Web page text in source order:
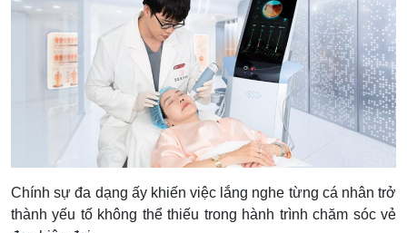
Chính sự đa dạng ấy khiến việc lắng nghe từng cá nhân trở
thành yếu tố không thể thiếu trong hành trình chăm sóc vẻ